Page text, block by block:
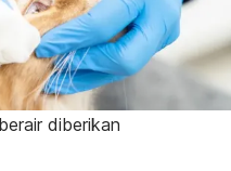
diberikan